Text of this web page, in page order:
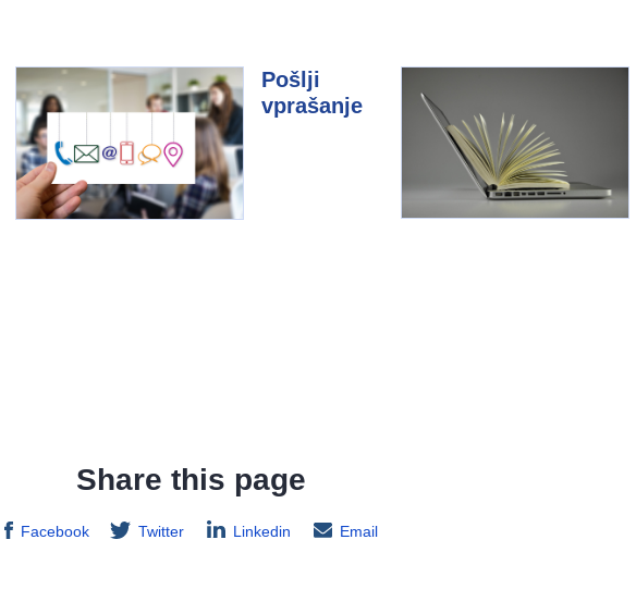
Pošlji
vprašanje
Share this page
Facebook Twitter Linkedin Email